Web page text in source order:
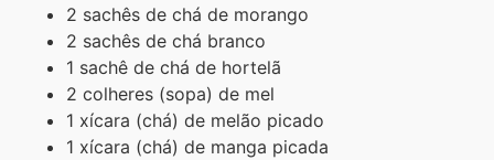
2 sachês de chá de morango
2 sachês de chá branco
1 sachê de chá de hortelã
2 colheres (sopa) de mel
1 xícara (chá) de melão picado
1 xícara (chá) de manga picada